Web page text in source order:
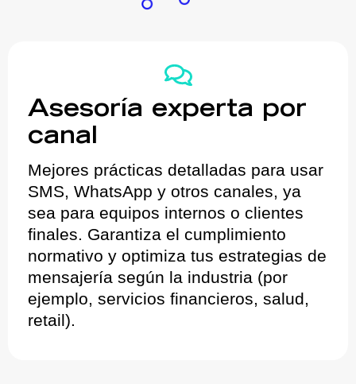
Asesoría experta por
canal
Mejores prácticas detalladas para usar
SMS, WhatsApp y otros canales, ya
sea para equipos internos o clientes
finales. Garantiza el cumplimiento
normativo y optimiza tus estrategias de
mensajería según la industria (por
ejemplo, servicios financieros, salud,
retail).